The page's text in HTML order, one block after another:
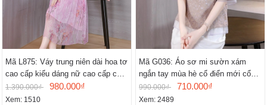
Mã L875: Váy trung niên dài hoa tơ
cao cấp kiểu dáng nữ cao cấp cao
cấp thần
1.390.000₫ 980.000₫
Xem: 1510
Mã G036: Áo sơ mi sườn xám
ngắn tay mùa hè cổ điển mới cổ
đứng
990.000₫ 710.000₫
Xem: 2489